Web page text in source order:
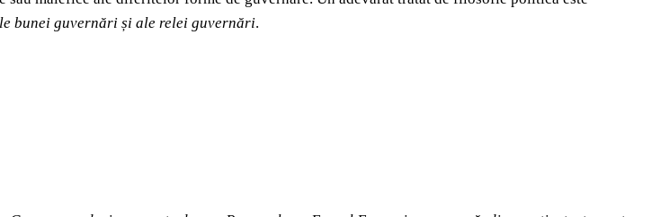
bunei guvernări și ale relei guvernări.